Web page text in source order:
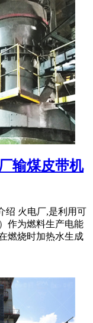
输煤皮带机
绍 火电厂,是利用可
作为燃料生产电能
燃烧时加热水生成